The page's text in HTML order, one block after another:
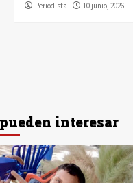
Periodista 10 junio, 2026
interesar